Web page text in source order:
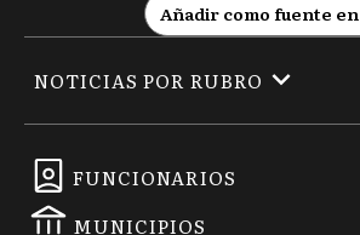
Añadir como fuente en
FUNCIONARIOS
MUNICIPIOS
NOTICIAS POR RUBRO